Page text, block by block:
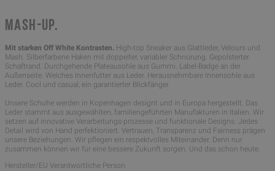
MASH-UP.
Mit starken Off White Kontrasten. High-top Sneaker aus Glattleder, Velours und
Mash. Silberfarbene Haken mit doppelter, variabler Schnürung. Gepolsterter
Schaftrand. Durchgehende Plateausohle aus Gummi. Label-Badge an der
Außenseite. Weiches Innenfutter aus Leder. Herausnehmbare Innensohle aus
Leder. Cool und casual, ein garantierter Blickfänger.
Unsere Schuhe werden in Kopenhagen designt und in Europa hergestellt. Das
Leder stammt aus ausgewählten, familiengeführten Manufakturen in Italien. Wir
setzen auf innovative Verarbeitungs-prozesse und funktionale Designs. Jedes
Detail wird von Hand perfektioniert. Vertrauen, Transparenz und Fairness prägen
unsere Beziehungen. Wir pflegen ein respektvolles Miteinander. Denn nur
zusammen können wir für eine bessere Zukunft sorgen. Und das schon heute.
Hersteller/EU Verantwortliche Person